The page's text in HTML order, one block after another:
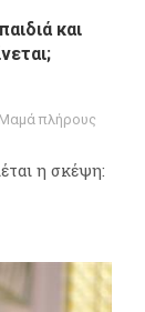
και
Μαμά πλήρους
η σκέψη: